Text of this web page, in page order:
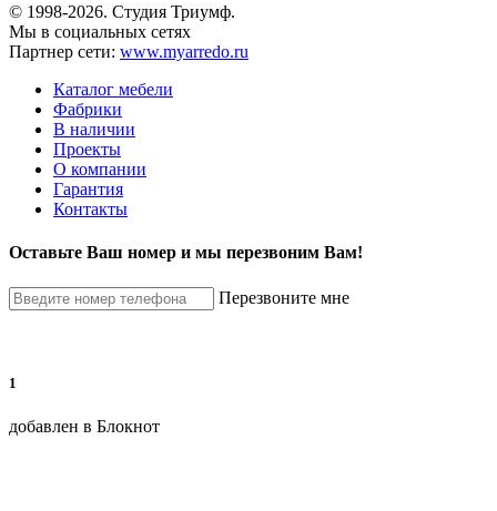
© 1998-2026. Студия Триумф.
Мы в социальных сетях
Партнер сети: www.myarredo.ru
Каталог мебели
Фабрики
В наличии
Проекты
О компании
Гарантия
Контакты
Оставьте Ваш номер и мы перезвоним Вам!
Перезвоните мне
1
добавлен в Блокнот